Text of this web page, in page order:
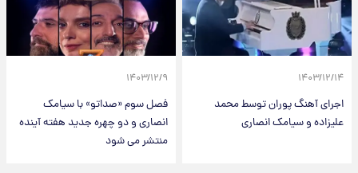
۱۴۰۳/۱۲/۱۴
اجرای آهنگ پوران توسط محمد
علیزاده و سیامک انصاری
۱۴۰۳/۱۲/۹
فصل سوم «صداتو» با سیامک
انصاری و دو چهره جدید هفته آینده
منتشر می شود